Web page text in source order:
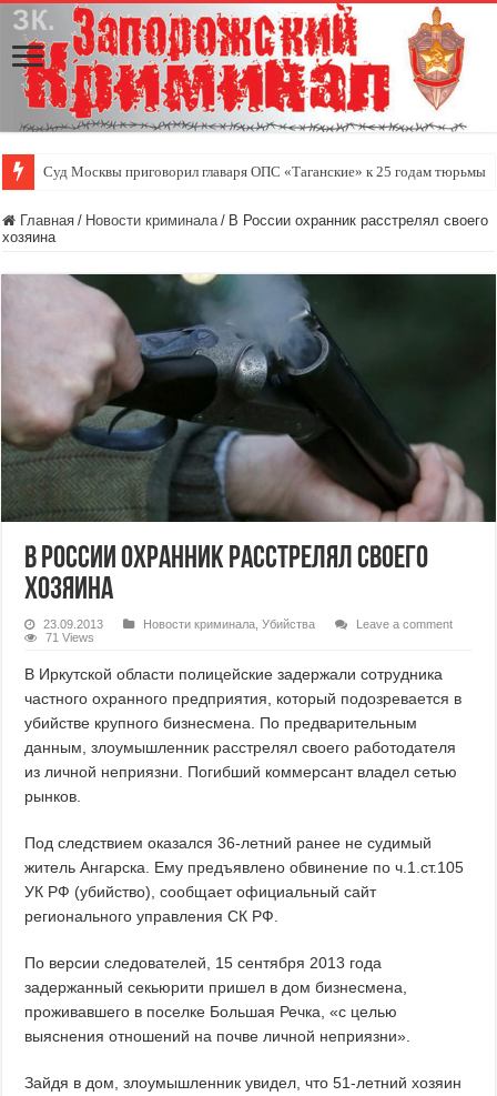
Суд Москвы приговорил главаря ОПС «Таганские» к 25 годам тюрьмы
Главная / Новости криминала / В России охранник расстрелял своего
хозяина
В России охранник расстрелял своего
хозяина
23.09.2013 Новости криминала ,Убийства
Leave a comment
71 Views
В Иркутской области полицейские задержали сотрудника
частного охранного предприятия, который подозревается в
убийстве крупного бизнесмена. По предварительным
данным, злоумышленник расстрелял своего работодателя
из личной неприязни. Погибший коммерсант владел сетью
рынков.
Под следствием оказался 36-летний ранее не судимый
житель Ангарска. Ему предъявлено обвинение по ч.1.ст.105
УК РФ (убийство), сообщает официальный сайт
регионального управления СК РФ.
По версии следователей, 15 сентября 2013 года
задержанный секьюрити пришел в дом бизнесмена,
проживавшего в поселке Большая Речка, «с целью
выяснения отношений на почве личной неприязни».
Зайдя в дом, злоумышленник увидел, что 51-летний хозяин